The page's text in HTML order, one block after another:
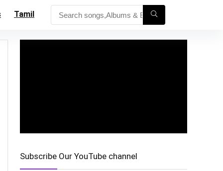
Tamil
Subscribe Our YouTube channel